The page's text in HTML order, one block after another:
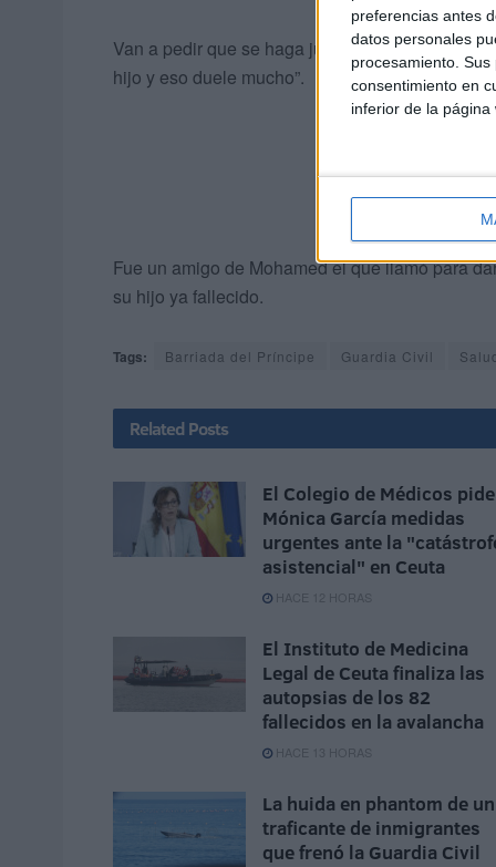
preferencias antes
datos personales
procesamiento.
consentimiento en
inferior de la página
Van a pedir que se haga justicia y a denunciar.
hijo y eso duele mucho”.
Fue un amigo de Mohamed el que llamó para
su hijo ya fallecido.
Tags: Barriada del Príncipe Guardia Civil
Related Posts
El Colegio de Médicos
Mónica García medidas
urgentes ante la
asistencial" en Ceuta
HACE 12 HORAS
El Instituto de Medicina
Legal de Ceuta finaliza las
autopsias de los 82
fallecidos en la avalancha
HACE 13 HORAS
La huida en phantom de un
traficante de inmigrantes
que frenó la Guardia Civil